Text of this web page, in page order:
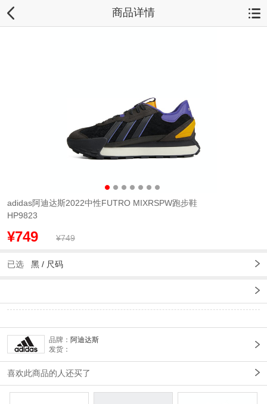
商品详情
adidas阿迪达斯2022中性FUTRO MIXRSPW跑步鞋
HP9823
¥749 ¥749
已选 黑 / 尺码
品牌： 阿迪达斯
发货：
喜欢此商品的人还买了